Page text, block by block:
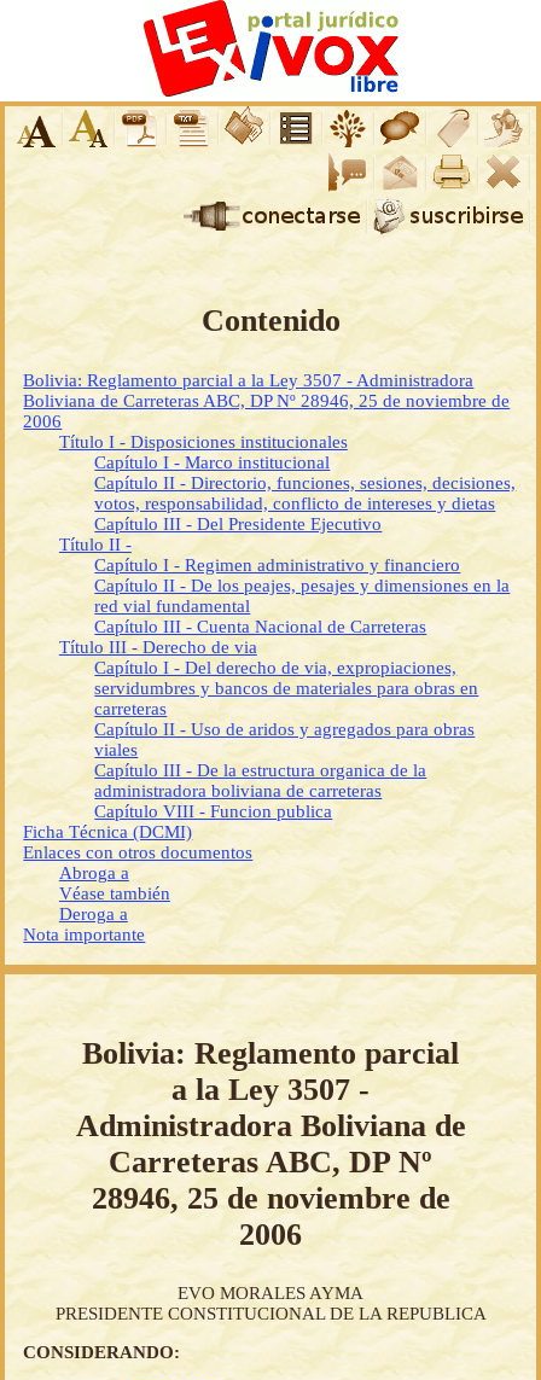
Contenido
Bolivia: Reglamento parcial a la Ley 3507 - Administradora
Boliviana de Carreteras ABC, DP Nº 28946, 25 de noviembre de
2006
Título I - Disposiciones institucionales
Capítulo I - Marco institucional
Capítulo II - Directorio, funciones, sesiones, decisiones,
votos, responsabilidad, conflicto de intereses y dietas
Capítulo III - Del Presidente Ejecutivo
Título II -
Capítulo I - Regimen administrativo y financiero
Capítulo II - De los peajes, pesajes y dimensiones en la
red vial fundamental
Capítulo III - Cuenta Nacional de Carreteras
Título III - Derecho de via
Capítulo I - Del derecho de via, expropiaciones,
servidumbres y bancos de materiales para obras en
carreteras
Capítulo II - Uso de aridos y agregados para obras
viales
Capítulo III - De la estructura organica de la
administradora boliviana de carreteras
Capítulo VIII - Funcion publica
Ficha Técnica (DCMI)
Enlaces con otros documentos
Abroga a
Véase también
Deroga a
Nota importante
Bolivia: Reglamento parcial
a la Ley 3507 -
Administradora Boliviana de
Carreteras ABC, DP Nº
28946, 25 de noviembre de
2006
EVO MORALES AYMA
PRESIDENTE CONSTITUCIONAL DE LA REPUBLICA
CONSIDERANDO: